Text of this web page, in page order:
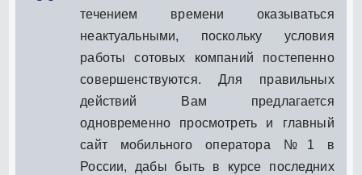
течением времени оказываться
неактуальными, поскольку условия
работы сотовых компаний постепенно
совершенствуются. Для правильных
действий Вам предлагается
одновременно просмотреть и главный
сайт мобильного оператора №1 в
России, дабы быть в курсе последних